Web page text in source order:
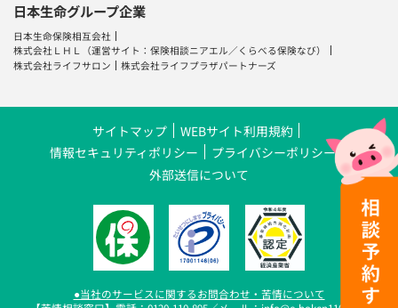
日本生命グループ企業
日本生命保険相互会社
株式会社ＬＨＬ （運営サイト：保険相談ニアエル／ くらべる保険なび）
株式会社ライフサロン
株式会社ライフプラザパートナーズ
サイトマップ
WEBサイト利用規約
情報セキュリティポリシー
プライバシーポリシー
外部送信について
●当社のサービスに関するお問合わせ・苦情について